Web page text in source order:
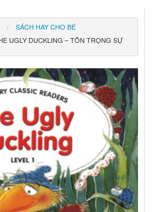
SÁCH HAY CHO BÉ
UGLY DUCKLING – TÔN TRỌNG SỰ